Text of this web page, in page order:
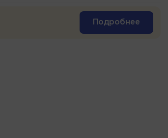
Подробнее